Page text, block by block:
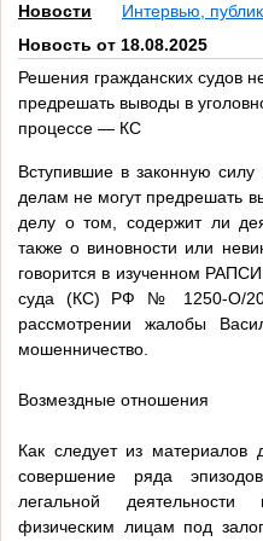
Новости
Интервью,
Новость от 18.08.2025
Решения гражданских судов
предрешать выводы в
процессе — КС
Вступившие в законную
делам не могут предрешать
делу о том, содержит ли
также о виновности или
говорится в изученном
суда (КС) РФ № 1250-О/
рассмотрении жалобы
мошенничество.
Возмездные отношения
Как следует из
совершение ряда
легальной
физическим лицам под